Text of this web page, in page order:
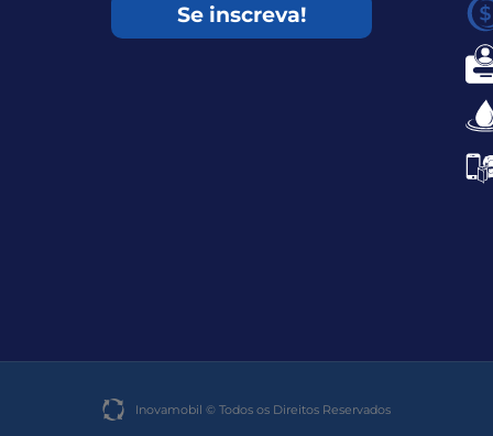
Se inscreva!
Inovamobil © Todos os Direitos Reservados​